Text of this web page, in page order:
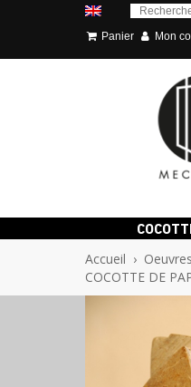
Panier Mon
Accueil › Oeuvres
COCOTTE DE